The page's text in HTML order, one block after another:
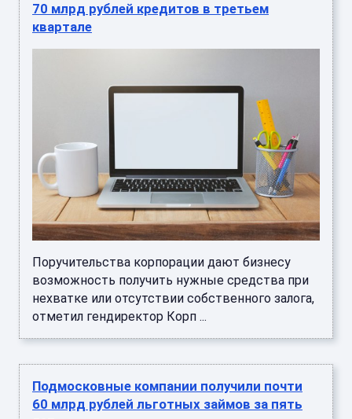
70 млрд рублей кредитов в третьем
квартале
Поручительства корпорации дают бизнесу
возможность получить нужные средства при
нехватке или отсутствии собственного залога,
отметил гендиректор Корп ...
Подмосковные компании получили почти
60 млрд рублей льготных займов за пять